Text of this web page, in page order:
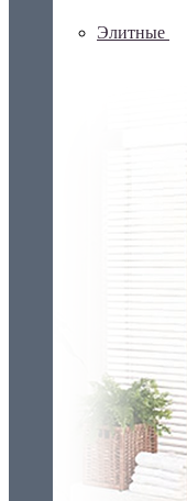
Элитные